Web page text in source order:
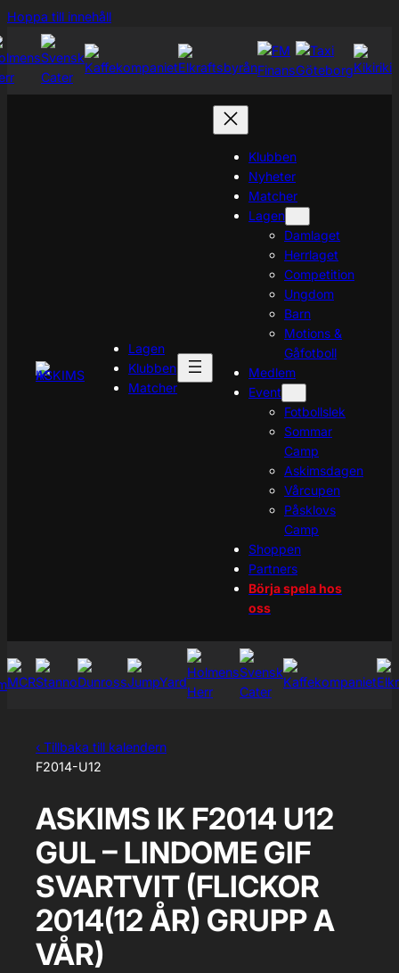
Hoppa till innehållHoppa
Lagen
Klubben
Matcher
Klubben
Nyheter
Matcher
Lagen
Damlaget
Herrlaget
Competition
Ungdom
Barn
Motions &
Gåfotboll
Medlem
Event
Fotbollslek
Sommar
Camp
Askimsdagen
Vårcupen
Påsklovs
Camp
Shoppen
Partners
Börja spela hos
oss
‹ Tillbaka till kalendern
F2014-U12
ASKIMS IK F2014 U12
GUL – LINDOME GIF
SVARTVIT (FLICKOR
2014(12 ÅR) GRUPP A
VÅR)